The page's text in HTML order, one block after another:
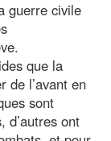
guerre civile
que la
de l’avant en
sont
d’autres ont